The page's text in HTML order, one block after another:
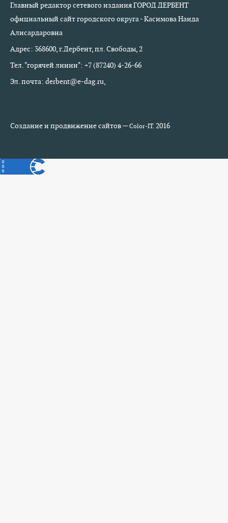
Главный редактор сетевого издания ГОРОД ДЕРБЕНТ
официальный сайт городского округа - Касимова Наида
Алисардаровна
Адрес: 368600, г.Дербент, пл. Свободы, 2
Тел. "горячей линии": +7 (87240) 4-26-66
Эл. почта: derbent@e-dag.ru,
Создание и продвижение сайтов —Color-IT.2016